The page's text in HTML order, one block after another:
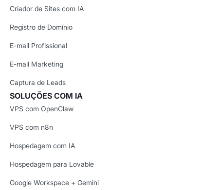
Criador de Sites com IA
Registro de Domínio
E-mail Profissional
E-mail Marketing
Captura de Leads
SOLUÇÕES COM IA
VPS com OpenClaw
VPS com n8n
Hospedagem com IA
Hospedagem para Lovable
Google Workspace + Gemini